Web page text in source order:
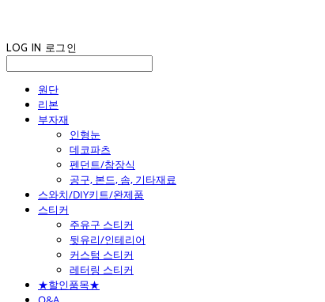
LOG IN 로그인
원단
리본
부자재
인형눈
데코파츠
펜던트/참장식
공구, 본드, 솜, 기타재료
스와치/DIY키트/완제품
스티커
주유구 스티커
뒷유리/인테리어
커스텀 스티커
레터링 스티커
★할인품목★